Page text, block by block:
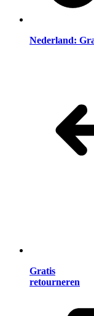
Nederland:
Gratis
retourneren